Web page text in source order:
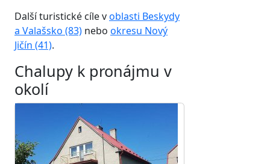
Další turistické cíle voblasti Beskydy
a Valašsko (83) nebo okresu Nový
Jičín (41).
Chalupy k pronájmu v
okolí